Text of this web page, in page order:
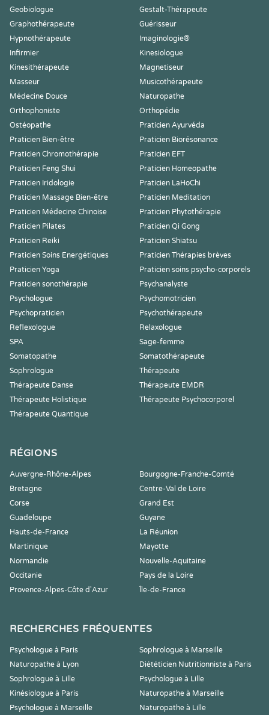
Geobiologue
Gestalt-Thérapeute
Graphothérapeute
Guérisseur
Hypnothérapeute
Imaginologie®
Infirmier
Kinesiologue
Kinesithérapeute
Magnetiseur
Masseur
Musicothérapeute
Médecine Douce
Naturopathe
Orthophoniste
Orthopédie
Ostéopathe
Praticien Ayurvéda
Praticien Bien-être
Praticien Biorésonance
Praticien Chromothérapie
Praticien EFT
Praticien Feng Shui
Praticien Homeopathe
Praticien Iridologie
Praticien LaHoChi
Praticien Massage Bien-être
Praticien Meditation
Praticien Médecine Chinoise
Praticien Phytothérapie
Praticien Pilates
Praticien Qi Gong
Praticien Reiki
Praticien Shiatsu
Praticien Soins Energétiques
Praticien Thérapies brèves
Praticien Yoga
Praticien soins psycho-corporels
Praticien sonothérapie
Psychanalyste
Psychologue
Psychomotricien
Psychopraticien
Psychothérapeute
Reflexologue
Relaxologue
SPA
Sage-femme
Somatopathe
Somatothérapeute
Sophrologue
Thérapeute
Thérapeute Danse
Thérapeute EMDR
Thérapeute Holistique
Thérapeute Psychocorporel
Thérapeute Quantique
RÉGIONS
Auvergne-Rhône-Alpes
Bourgogne-Franche-Comté
Bretagne
Centre-Val de Loire
Corse
Grand Est
Guadeloupe
Guyane
Hauts-de-France
La Réunion
Martinique
Mayotte
Normandie
Nouvelle-Aquitaine
Occitanie
Pays de la Loire
Provence-Alpes-Côte d'Azur
Île-de-France
RECHERCHES FRÉQUENTES
Psychologue à Paris
Sophrologue à Marseille
Naturopathe à Lyon
Diététicien Nutritionniste à Paris
Sophrologue à Lille
Psychologue à Lille
Kinésiologue à Paris
Naturopathe à Marseille
Psychologue à Marseille
Naturopathe à Lille